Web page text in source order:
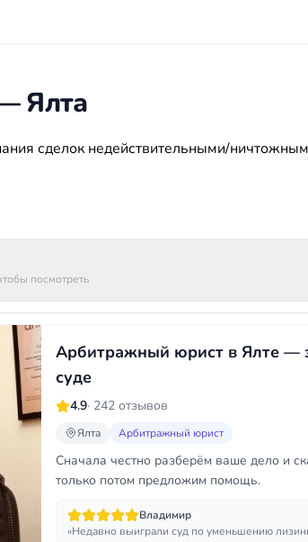
Ялта
сделок недействительными/
посмотреть
Арбитражный юрист в Ялте —
суде
4.9· 242 отзывов
Ялта Арбитражный юрист
Сначала честно разберём ваше дело и
только потом предложим помощь.
Владимир
«Недавно выиграли суд по уменьшению